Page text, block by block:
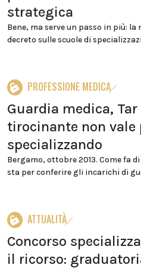
strategica
Bene, ma serve un passo in più:
decreto sulle scuole di
PROFESSIONE MEDICA
Guardia medica,
tirocinante non vale
specializzando
Bergamo, ottobre 2013. Come fa
sta per conferire gli incarichi di
ATTUALITÀ
Concorso
il ricorso: